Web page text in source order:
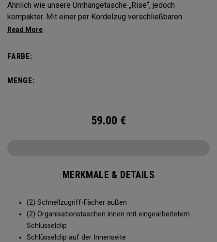
Ähnlich wie unsere Umhängetasche „Rise“, jedoch
kompakter. Mit einer per Kordelzug verschließbaren
Vordertasche für alles Notwendige und mehreren Fächern
Beutel das perfekte, leichte Accessoire für jeden Tag,
FARBE:
MENGE:
59.00 €
MERKMALE & DETAILS
(2) Schnellzugriff-Fächer außen
(2) Organisationstaschen innen mit eingearbeitetem
Schlüsselclip
Schlüsselclip auf der Innenseite